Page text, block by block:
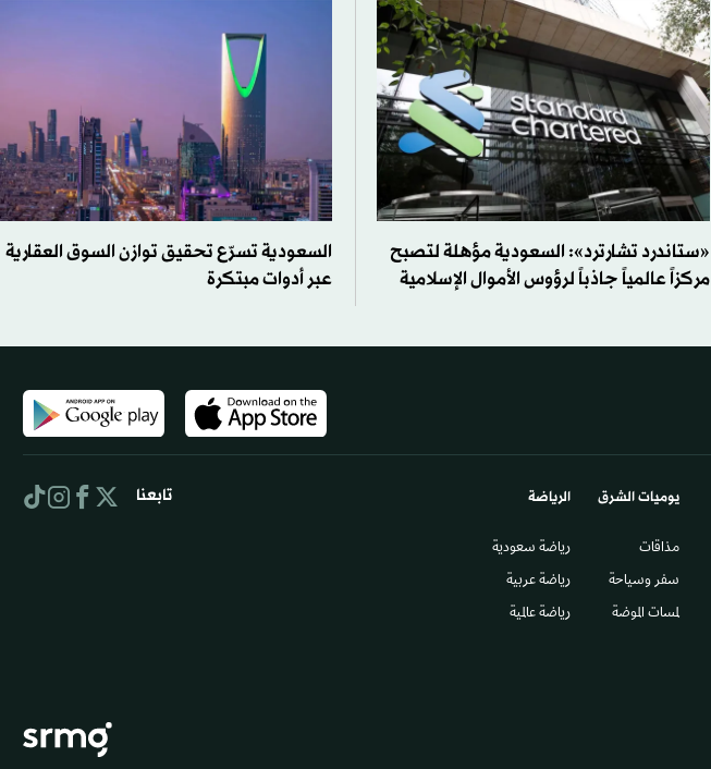
«ستاندرد تشارترد»: السعودية مؤهلة لتصبح
مركزاً عالمياً جاذباً لرؤوس الأموال الإسلامية
السعودية تسرّع تحقيق توازن السوق العقارية
عبر أدوات مبتكرة
يوميات الشرق​
مذاقات
سفر وسياحة
لمسات الموضة
الرياضة
رياضة سعودية
رياضة عربية
رياضة عالمية
تابعنا